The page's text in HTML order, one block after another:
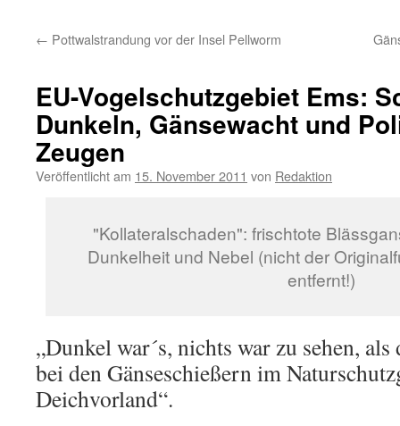
← Pottwalstrandung vor der Insel Pellworm
EU-Vogelschutzgebiet Ems:
Dunkeln, Gänsewacht und
Zeugen
Veröffentlicht am 15. November 2011 von Redaktion
"Kollateralschaden": frischtote
Dunkelheit und Nebel (nicht der
entfernt!)
„Dunkel war´s, nichts war zu sehen,
bei den Gänseschießern im
Deichvorland“.